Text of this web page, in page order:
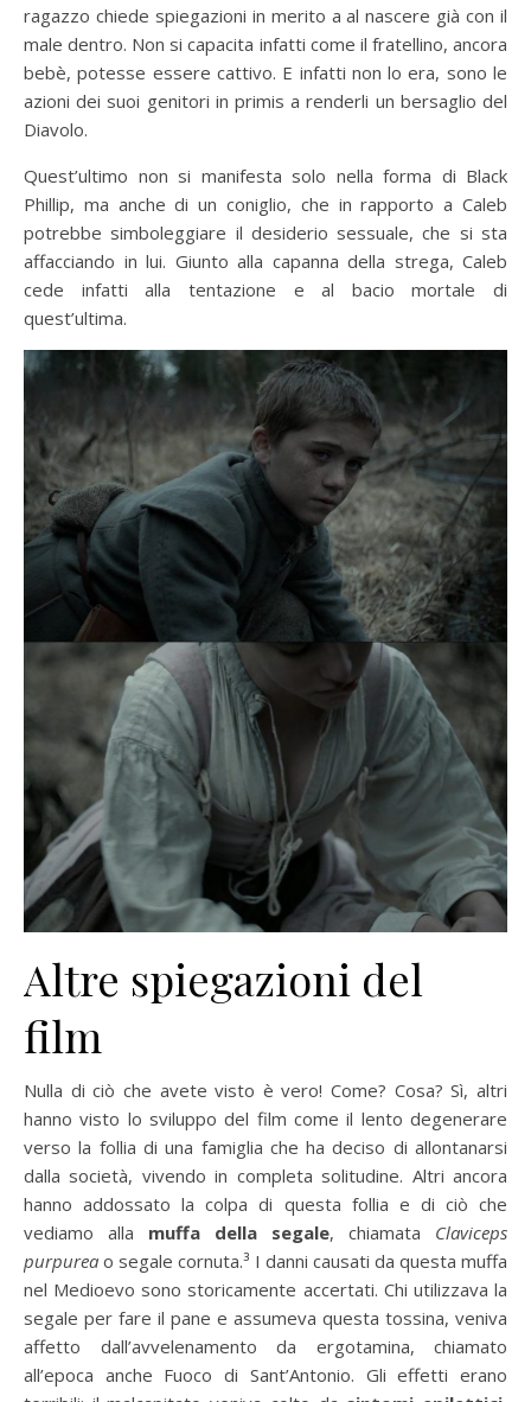
ragazzo chiede spiegazioni in merito a al nascere già con il
male dentro. Non si capacita infatti come il fratellino, ancora
bebè, potesse essere cattivo. E infatti non lo era, sono le
azioni dei suoi genitori in primis a renderli un bersaglio del
Diavolo.
Quest’ultimo non si manifesta solo nella forma di Black
Phillip, ma anche di un coniglio, che in rapporto a Caleb
potrebbe simboleggiare il desiderio sessuale, che si sta
affacciando in lui. Giunto alla capanna della strega, Caleb
cede infatti alla tentazione e al bacio mortale di
quest’ultima.
Altre spiegazioni del
film
Nulla di ciò che avete visto è vero! Come? Cosa? Sì, altri
hanno visto lo sviluppo del film come il lento degenerare
verso la follia di una famiglia che ha deciso di allontanarsi
dalla società, vivendo in completa solitudine. Altri ancora
hanno addossato la colpa di questa follia e di ciò che
vediamo alla muffa della segale, chiamata Claviceps
purpurea o segale cornuta.³ I danni causati da questa muffa
nel Medioevo sono storicamente accertati. Chi utilizzava la
segale per fare il pane e assumeva questa tossina, veniva
affetto dall’avvelenamento da ergotamina, chiamato
all’epoca anche Fuoco di Sant’Antonio. Gli effetti erano